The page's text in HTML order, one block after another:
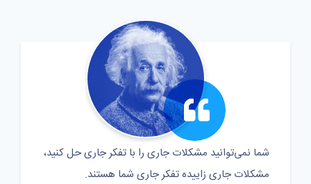
شما نمی‌توانید مشکلات جاری را با تفکر جاری حل کنید،
مشکلات جاری زاییده تفکر جاری شما هستند.